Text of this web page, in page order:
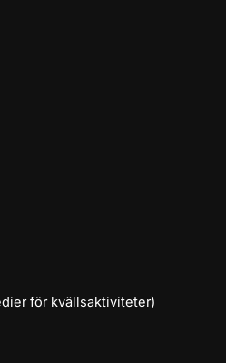
för kvällsaktiviteter)